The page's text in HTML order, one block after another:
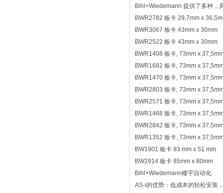
Bihl+Wiedemann 提供了多种，
BWR2782 板卡 29,7mm x
BWR3067 板卡 43mm x 30mm
BWR2522 板卡 43mm x 30mm
BWR1408 板卡, 73mm x
BWR1682 板卡, 73mm x
BWR1470 板卡, 73mm x
BWR2803 板卡, 73mm x
BWR2571 板卡, 73mm x
BWR1468 板卡, 73mm x
BWR2842 板卡, 73mm x
BWR1352 板卡, 73mm x
BW1901 板卡 93 mm x 51 mm
BW2914 板卡 85mm x 80mm
Bihl+Wiedemann楼宇自动化
AS-i的优势：低成本的轻松安装